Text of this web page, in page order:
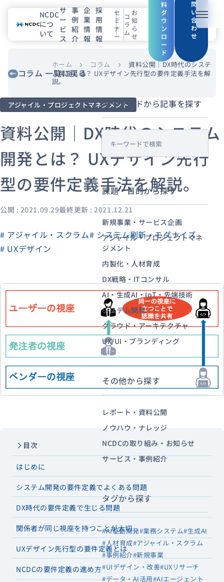
メニュ
NCDCについて
事例紹介
採用情報
セミナー コラム お知らせ
エンジニアブログ（Zenn）
お問い合わせ
NCDC
につ
いて
サ
ー
ビ
ス
事
例
紹
介
企
業
情
報
採
用
情
報
セ
ミ
ナ
ー
コ
ラ
ム
お
知
ら
せ
料
ダ
ウ
ン
ロ
ー
ド
問
い
合
わ
せ
コラム 一覧に戻る
ホーム chevron_right コラム chevron_right
資料公開｜DX時代のシステ
ム開発とは？ UXデザイン先行型の要件定義手法を解
説。
アジャイル・プロジェクトマネジメント
資料公開｜DX時代のシステム
開発とは？ UXデザイン先行
型の要件定義手法を解説。
公開 : 2021.09.29最終更新 : 2021.12.21
# アジャイル・スクラム# システム刷新・モダナイズ
# UXデザイン
目次
はじめに
システム開発の要件定義でよくある問題
DX時代の要件定義で生じる問題
関係者が同じ視座を持つことが大切
UXデザイン先行型の要件定義とは
NCDCの要件定義の進め方
キーワードから記事を探す
e
a
c
h
課題・目的から探す
新規事業・サービス企画
アジャイル・プロジェクトマネ
ジメント
内製化・人材育成
DX戦略・ITコンサル
AI・生成AI・IoT・先端技術
システム開発
クラウド・アーキテクチャ
UX/UI・ブランディング
その他から探す
レポート・資料公開
ノウハウ・ナレッジ
NCDCの取り組み・お知らせ
サービス・事例紹介
タグから探す
#AI駆動開発#業務システム#生成AI
#人材育成#アジャイル・スクラム
#事例紹介#新規事業
#UIデザイン・改善#UXリサーチ
#データ・AI活用#AIエージェント